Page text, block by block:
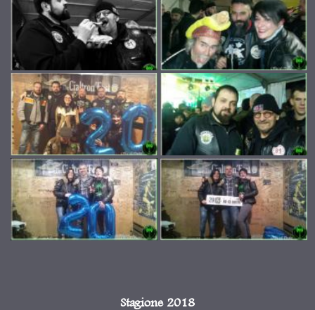
Stagione 2018